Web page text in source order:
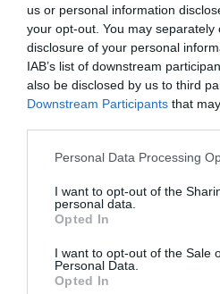
us or personal information
your opt-out. You may
disclosure of your personal
IAB’s list of downstream
also be disclosed by us to third
Downstream Participants that
Personal Data Processing
I want to opt-out of the
personal data.
Opted In
I want to opt-out of the Sale
Personal Data.
Opted In
Pimec s'alia amb